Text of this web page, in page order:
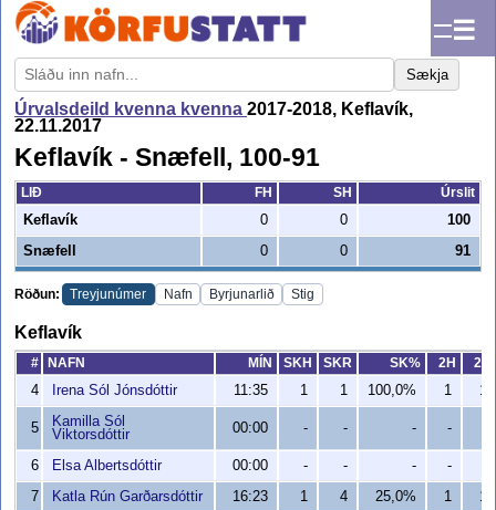
☰
Sækja
Úrvalsdeild kvenna kvenna 2017-2018, Keflavík,
22.11.2017
Keflavík - Snæfell, 100-91
LIÐ FH SH
Úrslit
Keflavík
0 0
100
Snæfell
0 0 91
Röðun: Treyjunúmer Nafn Byrjunarlið Stig
Keflavík
# NAFN MÍN SKH SKR SK% 2H
2R
4
Irena Sól Jónsdóttir 11:35 1 1 100,0% 1 1
5
Kamilla Sól
Viktorsdóttir
00:00 - - - -
6 Elsa Albertsdóttir 00:00 - - - -
7
Katla Rún Garðarsdóttir 16:23 1 4 25,0% 1 1